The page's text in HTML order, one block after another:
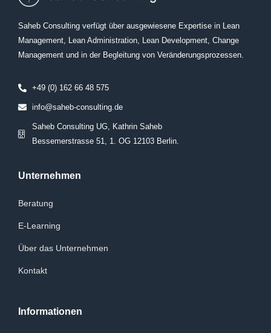
Saheb Consulting verfügt über ausgewiesene Expertise in Lean
Management, Lean Administration, Lean Development, Change
Management und in der Begleitung von Veränderungsprozessen.
+49 (0) 162 66 48 575
info@saheb-consulting.de
Saheb Consulting UG, Kathrin Saheb
Bessemerstrasse 51, 1. OG 12103 Berlin.
Unternehmen
Beratung
E-Learning
Über das Unternehmen
Kontakt
Informationen